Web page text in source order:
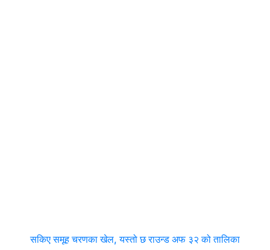
सकिए समूह चरणका खेल, यस्तो छ राउन्ड अफ ३२ को तालिका